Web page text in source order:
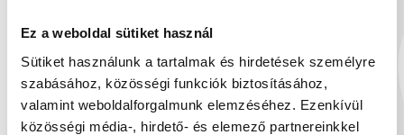
Ez a weboldal sütiket használ
Sütiket használunk a tartalmak és hirdetések személyre
szabásához, közösségi funkciók biztosításához,
valamint weboldalforgalmunk elemzéséhez. Ezenkívül
közösségi média-, hirdető- és elemező partnereinkkel
Neked ajánljuk